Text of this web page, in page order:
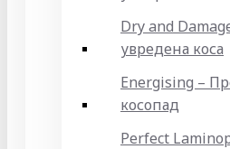
Dry and
увредена коса
Energising –
косопад
Perfect